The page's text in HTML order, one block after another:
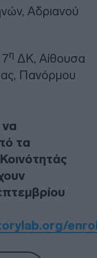
Αδριανού
η ΔΚ, Αίθουσα
Πανόρμου
τα